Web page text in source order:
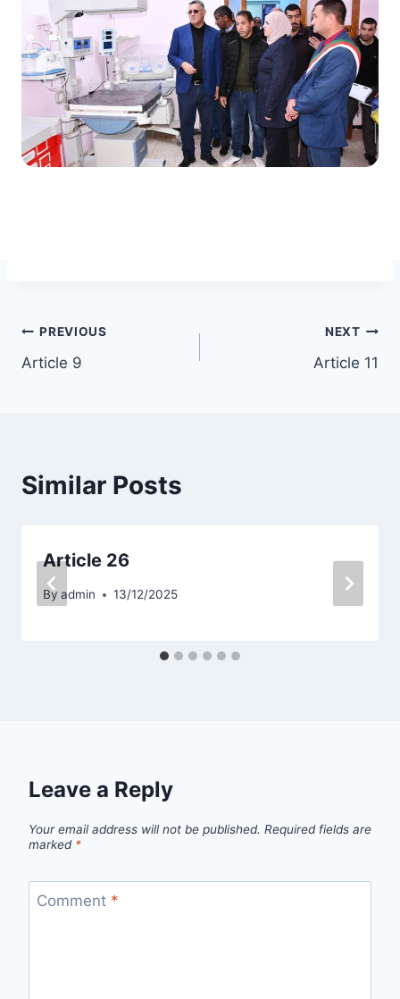
Post
navigation
PREVIOUS
Article 9
NEXT
Article 11
Similar Posts
Article 26
By admin 13/12/2025
Leave a Reply
Your email address will not be published. Required fields are
marked *
Comment *